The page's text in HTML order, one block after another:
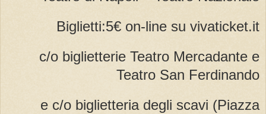
Biglietti:5€ on-line su vivaticket.it
c/o biglietterie Teatro Mercadante e
Teatro San Ferdinando
e c/o biglietteria degli scavi (Piazza